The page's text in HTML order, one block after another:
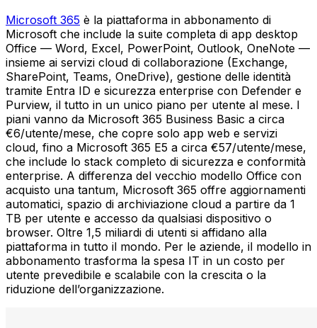
Microsoft 365 è la piattaforma in abbonamento di
Microsoft che include la suite completa di app desktop
Office — Word, Excel, PowerPoint, Outlook, OneNote —
insieme ai servizi cloud di collaborazione (Exchange,
SharePoint, Teams, OneDrive), gestione delle identità
tramite Entra ID e sicurezza enterprise con Defender e
Purview, il tutto in un unico piano per utente al mese. I
piani vanno da Microsoft 365 Business Basic a circa
€6/utente/mese, che copre solo app web e servizi
cloud, fino a Microsoft 365 E5 a circa €57/utente/mese,
che include lo stack completo di sicurezza e conformità
enterprise. A differenza del vecchio modello Office con
acquisto una tantum, Microsoft 365 offre aggiornamenti
automatici, spazio di archiviazione cloud a partire da 1
TB per utente e accesso da qualsiasi dispositivo o
browser. Oltre 1,5 miliardi di utenti si affidano alla
piattaforma in tutto il mondo. Per le aziende, il modello in
abbonamento trasforma la spesa IT in un costo per
utente prevedibile e scalabile con la crescita o la
riduzione dell’organizzazione.